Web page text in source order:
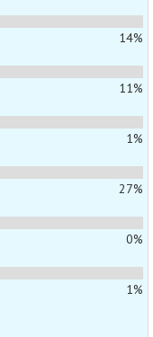
14%
11%
1%
27%
0%
1%